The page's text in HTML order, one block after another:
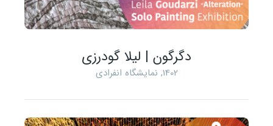
دگرگون | لیلا گودرزی
1402
, نمایشگاه انفرادی